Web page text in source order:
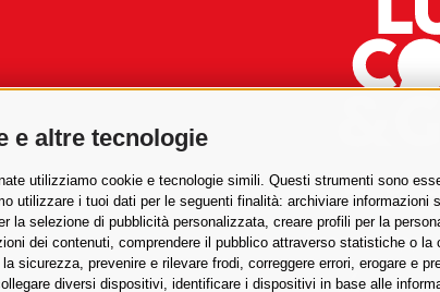
e altre tecnologie
utilizziamo cookie e tecnologie simili. Questi strumenti sono
utilizzare i tuoi dati per le seguenti finalità: archiviare
la selezione di pubblicità personalizzata, creare profili per la
dei contenuti, comprendere il pubblico attraverso statistiche o
sicurezza, prevenire e rilevare frodi, correggere errori, erogare e
diversi dispositivi, identificare i dispositivi in base alle
YouTube
Scarica l'app